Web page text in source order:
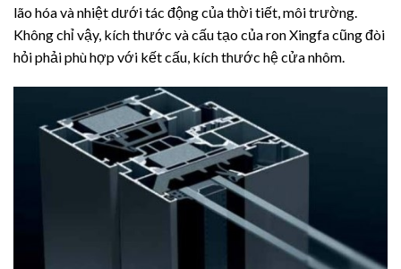
lão hóa và nhiệt dưới tác động của thời tiết, môi trường.
Không chỉ vậy, kích thước và cấu tạo của ron Xingfa cũng đòi
hỏi phải phù hợp với kết cấu, kích thước hệ cửa nhôm.